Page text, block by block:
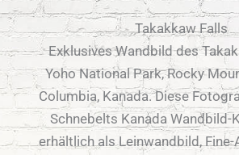
Takakkaw Falls
Exklusives Wandbild des
Yoho National Park, Rocky
Columbia, Kanada. Diese
Schnebelts Kanada Wandbild-
erhältlich als Leinwandbild,